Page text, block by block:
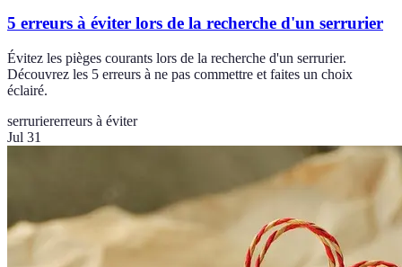
5 erreurs à éviter lors de la recherche d'un serrurier
Évitez les pièges courants lors de la recherche d'un serrurier.
Découvrez les 5 erreurs à ne pas commettre et faites un choix
éclairé.
serruriererreurs à éviter
Jul 31